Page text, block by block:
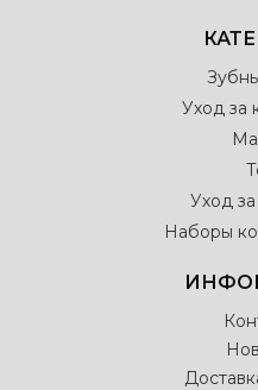
Уход за
Уход
Наборы